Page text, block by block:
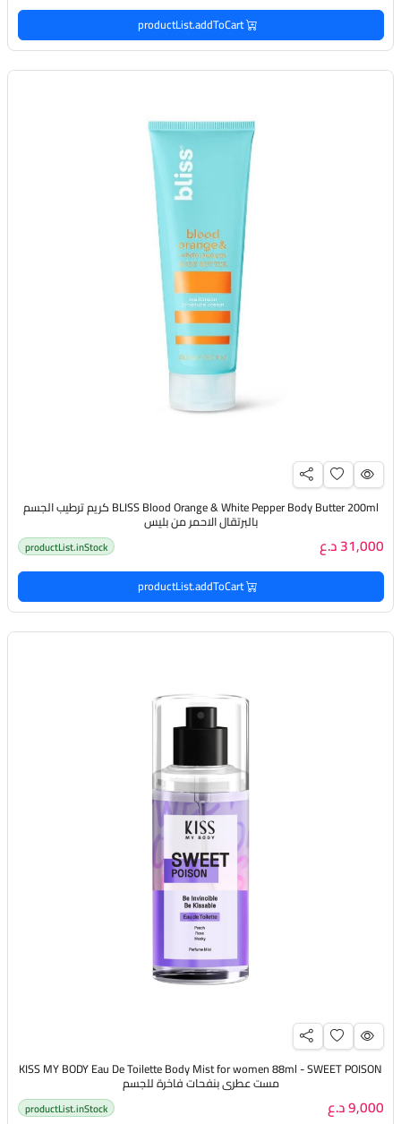
productList.addToCart
BLISS Blood Orange & White Pepper Body Butter 200ml كريم ترطيب الجسم
بالبرتقال الاحمر من بليس
31,000 د.ع productList.inStock
productList.addToCart
KISS MY BODY Eau De Toilette Body Mist for women 88ml - SWEET POISON
مست عطري بنفحات فاخرة للجسم
9,000 د.ع productList.inStock